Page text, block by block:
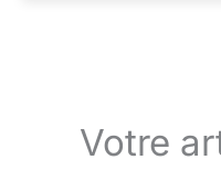
Votre